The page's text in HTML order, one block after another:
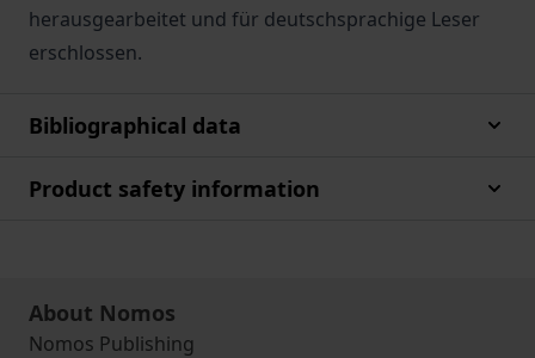
herausgearbeitet und für deutschsprachige Leser
erschlossen.
Bibliographical data
Product safety information
About Nomos
Nomos Publishing